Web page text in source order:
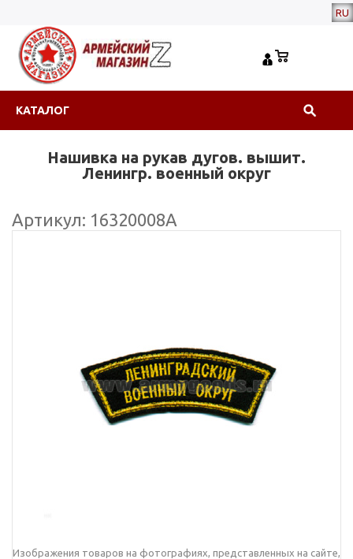
RU
КАТАЛОГ
Нашивка на рукав дугов. вышит.
Ленингр. военный округ
Артикул: 16320008А
Изображения товаров на фотографиях, представленных на сайте,